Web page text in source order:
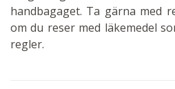
handbagaget. Ta gärna med
om du reser med läkemedel
regler.